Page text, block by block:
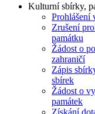
Kulturní sbírky,
Prohlášení
Zrušení
památku
Žádost o
zahraničí
Zápis
sbírek
Žádost o
památek
Získání